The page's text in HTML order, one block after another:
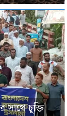
সাথে চুক্তি